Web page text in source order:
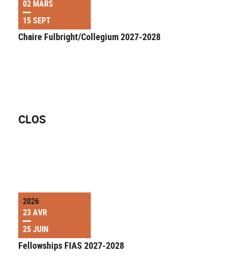
02 MARS
15 SEPT
Chaire Fulbright/Collegium 2027-2028
CLOS
2026
23 AVR
25 JUIN
Fellowships FIAS 2027-2028